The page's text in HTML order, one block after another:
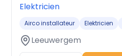
Elektricien
Airco installateur Elektricien
Leeuwergem